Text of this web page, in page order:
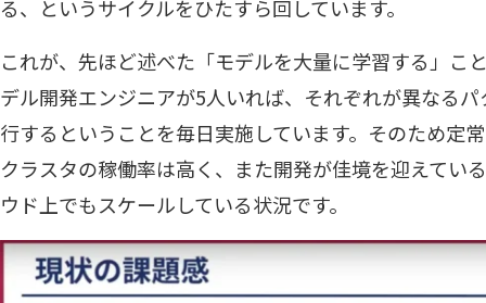
る、というサイクルをひたすら回しています。
これが、先ほど述べた「モデルを大量に学習する」こ
デル開発エンジニアが5人いれば、それぞれが異なる
行するということを毎日実施しています。そのため定
クラスタの稼働率は高く、また開発が佳境を迎えてい
ウド上でもスケールしている状況です。